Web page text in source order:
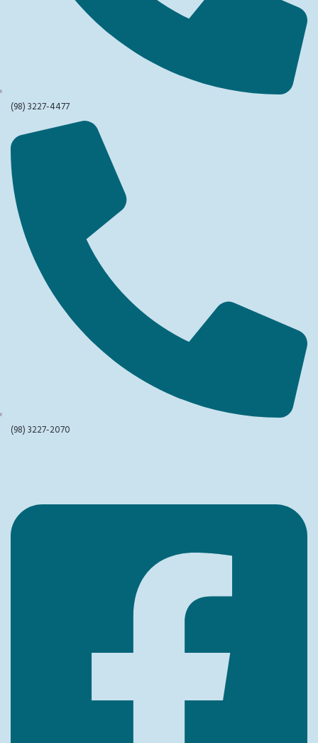
(98) 3227-4477
(98) 3227-2070